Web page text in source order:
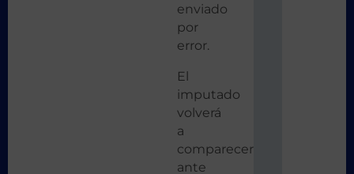
enviado
por
error.
El
imputado
volverá
a
comparecer
ante